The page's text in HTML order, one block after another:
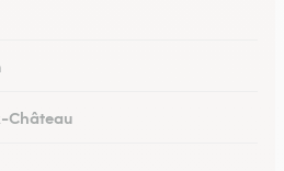
Château